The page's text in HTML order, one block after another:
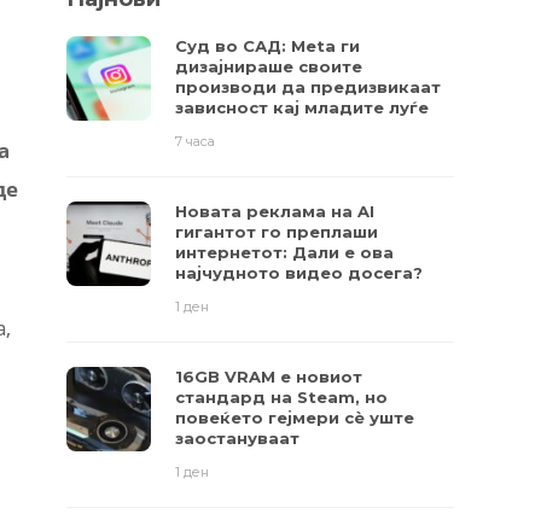
Суд во САД: Meta ги
дизајнираше своите
производи да предизвикаат
зависност кај младите луѓе
7 часа
Новата реклама на AI
гигантот го преплаши
интернетот: Дали е ова
најчудното видео досега?
1 ден
16GB VRAM е новиот
стандард на Steam, но
повеќето гејмери ​​сè уште
заостануваат
1 ден